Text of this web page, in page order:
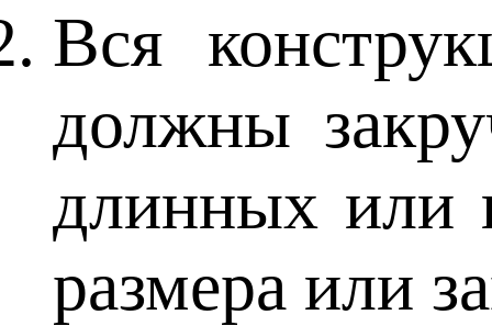
Вся
должны
длинных или
размера или